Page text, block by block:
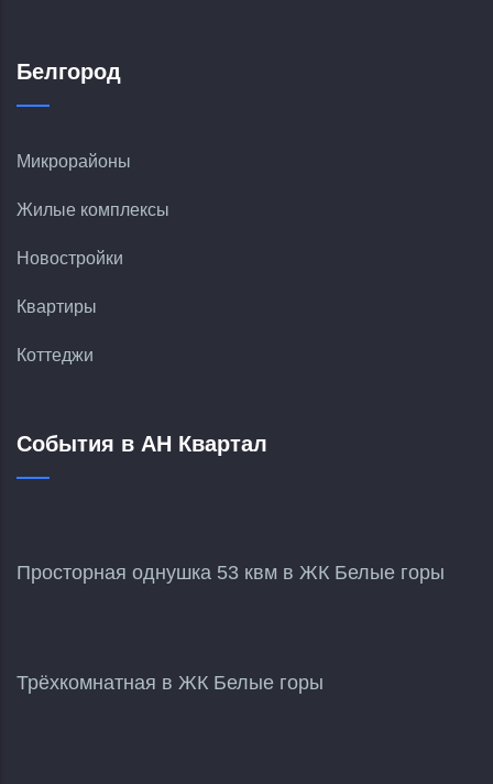
Белгород
Микрорайоны
Жилые комплексы
Новостройки
Квартиры
Коттеджи
События в АН Квартал
Просторная однушка 53 квм в ЖК Белые горы
Трёхкомнатная в ЖК Белые горы